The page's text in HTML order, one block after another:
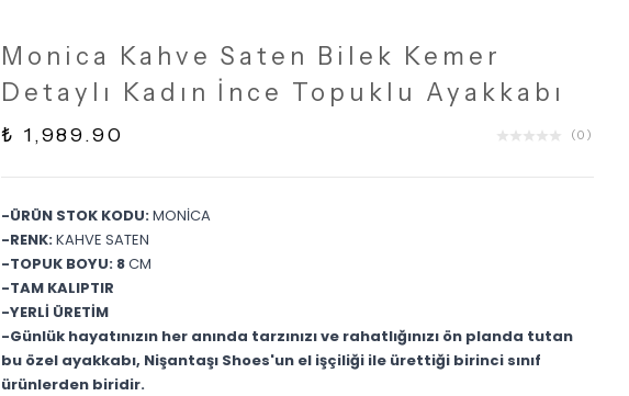
Monica Kahve Saten Bilek Kemer
Detaylı Kadın İnce Topuklu Ayakkabı
₺ 1,989.90 (0 )
-ÜRÜN STOK KODU:MONİCA
-RENK:KAHVE SATEN
-TOPUK BOYU: 8CM
-TAM KALIPTIR
-YERLİ ÜRETİM
-Günlük hayatınızın her anında tarzınızı ve rahatlığınızı ön planda tutan
bu özel ayakkabı, Nişantaşı Shoes'un el işçiliği ile ürettiği birinci sınıf
ürünlerden biridir.